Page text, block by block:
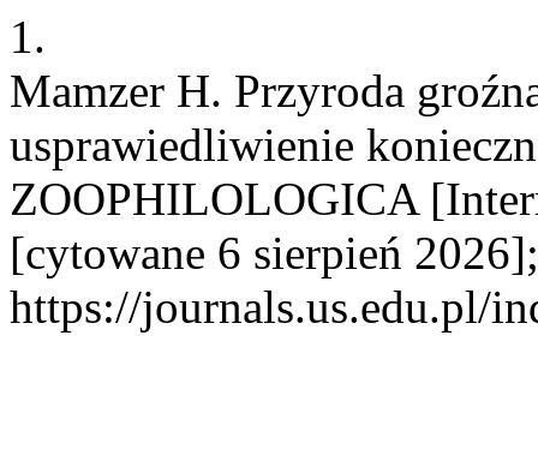
1.
Mamzer H. Przyroda
usprawiedliwienie
ZOOPHILOLOGICA
[cytowane 6 sierpień
https://journals.us.edu.pl/